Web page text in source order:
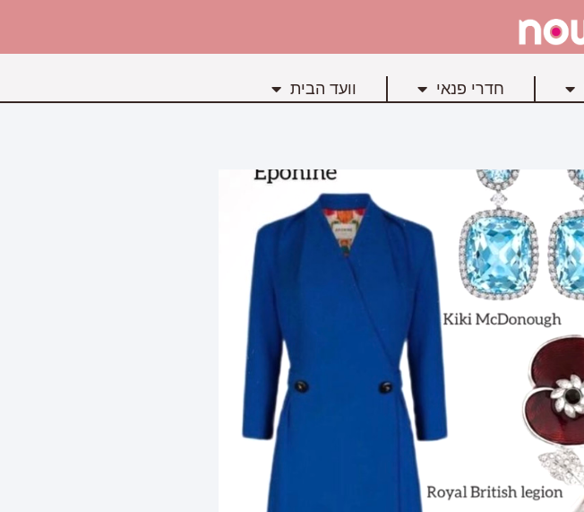
חדרי פנאי וועד הבית